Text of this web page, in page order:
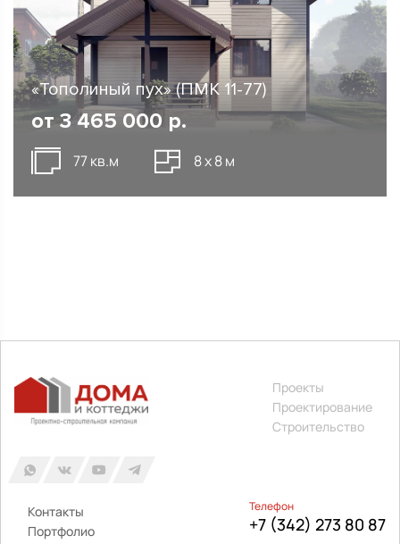
«Тополиный пух» (ПМК 11-77)
от3 465 000 р.
77 кв.м 8 х 8 м
Проекты
Проектирование
Строительство
Контакты
Портфолио
Телефон
+7 (342) 273 80 87